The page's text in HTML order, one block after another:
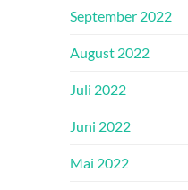
September 2022
August 2022
Juli 2022
Juni 2022
Mai 2022